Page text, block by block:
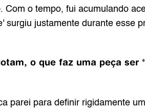
o tempo, fui acumulando
justamente durante esse
o que faz uma peça ser
parei para definir rigidamente